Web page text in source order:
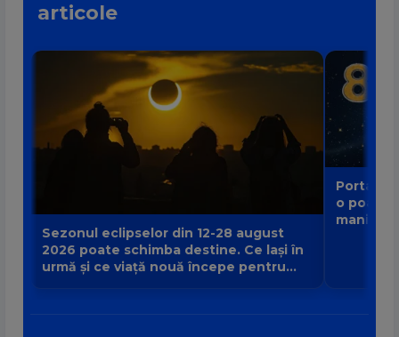
articole
Sezonul eclipselor din 12-28 august
2026 poate schimba destine. Ce lași în
urmă și ce viață nouă începe pentru
Portalul
o poartă